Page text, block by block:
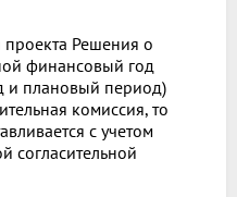
проекта Решения о
финансовый год
и плановый период)
комиссия, то
с учетом
согласительной